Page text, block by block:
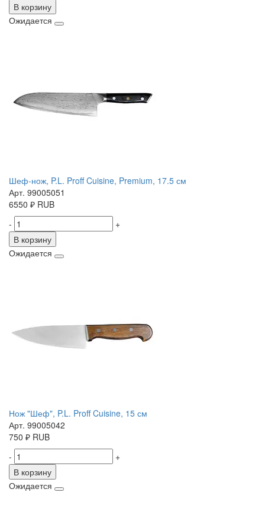
В корзину
Ожидается
Шеф-нож, P.L. Proff Cuisine, Premium, 17.5 см
Арт. 99005051
6550 ₽ RUB
-
+
В корзину
Ожидается
Нож "Шеф", P.L. Proff Cuisine, 15 см
Арт. 99005042
750 ₽ RUB
-
+
В корзину
Ожидается